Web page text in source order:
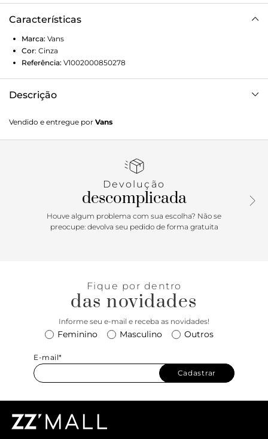
Características
Marca: Vans
Cor: Cinza
Referência: V1002000850278
Descrição
Vendido e entregue por Vans
Devolução
descomplicada
Houve algum problema com sua escolha? Não se
preocupe: devolva seu pedido de forma gratuita
Fique por dentro
das novidades
Informe seu e-mail e receba as novidades!
Feminino Masculino Outros
E-mail*
Cadastrar